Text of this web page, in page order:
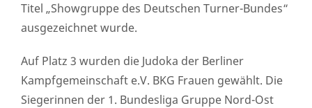
Titel „Showgruppe des Deutschen Turner-Bundes“
ausgezeichnet wurde.
Auf Platz 3 wurden die Judoka der Berliner
Kampfgemeinschaft e.V. BKG Frauen gewählt. Die
Siegerinnen der 1. Bundesliga Gruppe Nord-Ost